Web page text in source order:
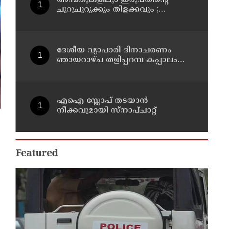
ചുറുചുറുക്കും തിളക്കവും ;
ദേശീയ വ്യാപാരി ദിനാചരണം
ഞായറാഴ്ച തളിപ്പറമ്പ കപ്പാലം
എഐ സ്ലോപ് തടയാൻ
നീക്കവുമായി സ്നാപ്ചാറ്റ്
Featured